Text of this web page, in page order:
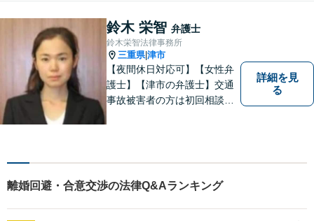
お気軽にご相談ください！
【離婚・男女問題の経験多
数】
鈴木 栄智 弁護士
鈴木栄智法律事務所
三重県|津市
【夜間休日対応可】【女性弁
護士】【津市の弁護士】交通
事故被害者の方は初回相談無
詳細を見
る
離婚回避・合意交渉の法律Q&Aランキング